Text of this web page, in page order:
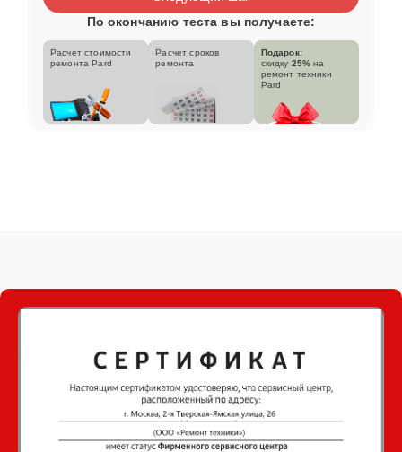
По окончанию теста вы получаете:
Расчет стоимости
ремонта Pard
Расчет сроков
ремонта
Подарок:
скидку 25% на
ремонт техники
Pard